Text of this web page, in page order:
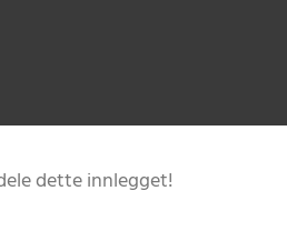
dette innlegget!